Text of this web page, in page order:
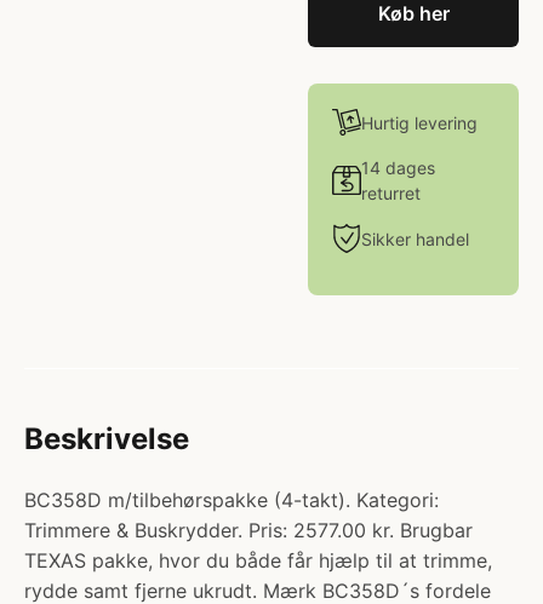
Køb her
Hurtig levering
14 dages
returret
Sikker handel
Beskrivelse
BC358D m/tilbehørspakke (4-takt). Kategori:
Trimmere & Buskrydder. Pris: 2577.00 kr. Brugbar
TEXAS pakke, hvor du både får hjælp til at trimme,
rydde samt fjerne ukrudt. Mærk BC358D´s fordele